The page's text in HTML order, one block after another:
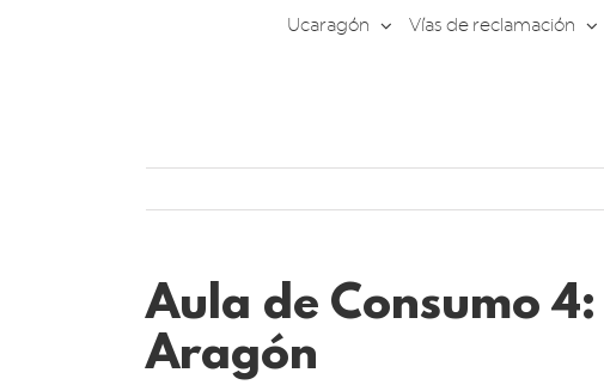
Ucaragón Vías de reclamación
Aula de Consumo
Aragón